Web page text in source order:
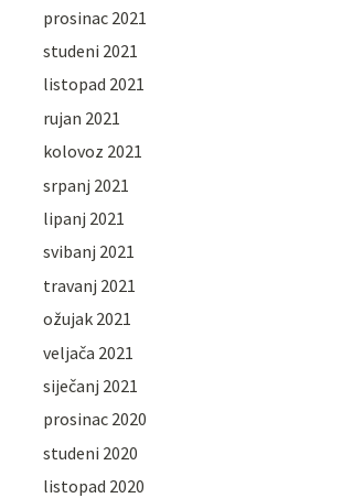
prosinac 2021
studeni 2021
listopad 2021
rujan 2021
kolovoz 2021
srpanj 2021
lipanj 2021
svibanj 2021
travanj 2021
ožujak 2021
veljača 2021
siječanj 2021
prosinac 2020
studeni 2020
listopad 2020